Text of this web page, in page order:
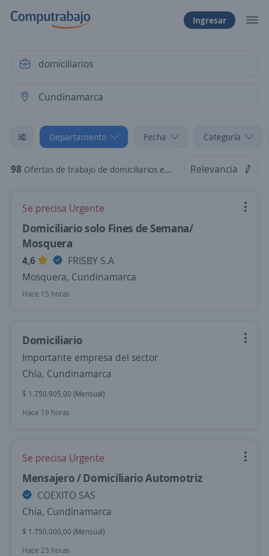
Ingresar
Departamento Fecha Categoría
98 Ofertas de trabajo de domiciliarios en Cundinamarca Relevancia
Se precisa Urgente
Domiciliario solo Fines de Semana/
Mosquera
4,6
FRISBY S.A
Mosquera, Cundinamarca
Hace 15 horas
Domiciliario
Importante empresa del sector
Chía, Cundinamarca
$ 1.750.905,00 (Mensual)
Hace 19 horas
Se precisa Urgente
Mensajero / Domiciliario Automotriz
COEXITO SAS
Chía, Cundinamarca
$ 1.750.000,00 (Mensual)
Hace 23 horas